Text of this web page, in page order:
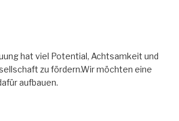
hat viel Potential, Achtsamkeit und
zu fördern.Wir möchten eine
aufbauen.